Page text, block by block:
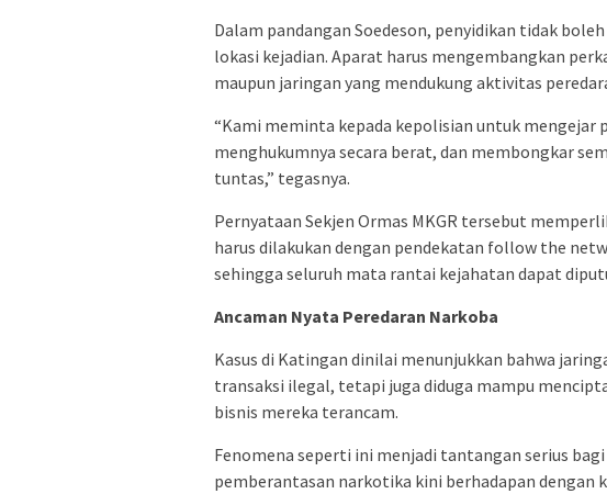
Dalam pandangan Soedeson, penyidikan tidak
lokasi kejadian. Aparat harus mengembangkan
maupun jaringan yang mendukung aktivitas
“Kami meminta kepada kepolisian untuk mengejar
menghukumnya secara berat, dan membongkar
tuntas,” tegasnya.
Pernyataan Sekjen Ormas MKGR tersebut
harus dilakukan dengan pendekatan follow the
sehingga seluruh mata rantai kejahatan dapat
Ancaman Nyata Peredaran Narkoba
Kasus di Katingan dinilai menunjukkan bahwa
transaksi ilegal, tetapi juga diduga mampu
bisnis mereka terancam.
Fenomena seperti ini menjadi tantangan serius
pemberantasan narkotika kini berhadapan dengan